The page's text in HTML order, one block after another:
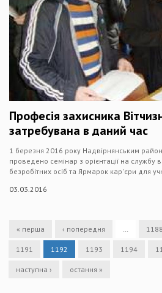
Професія захисника
затребувана в даний час
1 березня 2016 року Надвірнянським
проведено семінар з орієнтації на службу
безробітних осіб та Ярмарок кар'єри для
03.03.2016
« перша ‹ попередня 1188
1191 1192 1193 1194
наступна › остання »